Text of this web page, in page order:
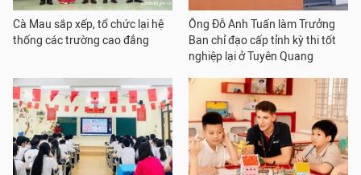
Cà Mau sắp xếp, tổ chức lại hệ
thống các trường cao đẳng
Ông Đỗ Anh Tuấn làm Trưởng
Ban chỉ đạo cấp tỉnh kỳ thi tốt
nghiệp lại ở Tuyên Quang